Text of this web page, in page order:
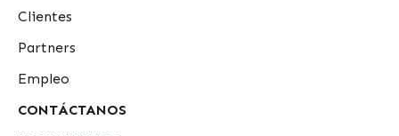
Clientes
Partners
Empleo
CONTÁCTANOS